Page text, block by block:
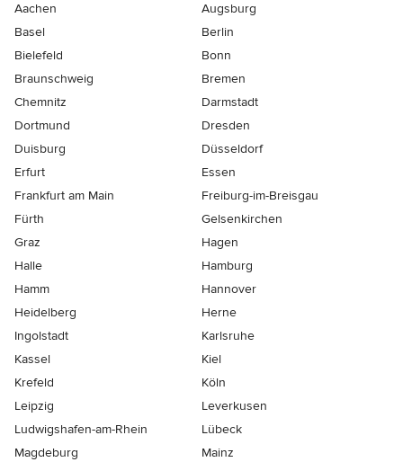
Aachen
Augsburg
Basel
Berlin
Bielefeld
Bonn
Braunschweig
Bremen
Chemnitz
Darmstadt
Dortmund
Dresden
Duisburg
Düsseldorf
Erfurt
Essen
Frankfurt am Main
Freiburg-im-Breisgau
Fürth
Gelsenkirchen
Graz
Hagen
Halle
Hamburg
Hamm
Hannover
Heidelberg
Herne
Ingolstadt
Karlsruhe
Kassel
Kiel
Krefeld
Köln
Leipzig
Leverkusen
Ludwigshafen-am-Rhein
Lübeck
Magdeburg
Mainz